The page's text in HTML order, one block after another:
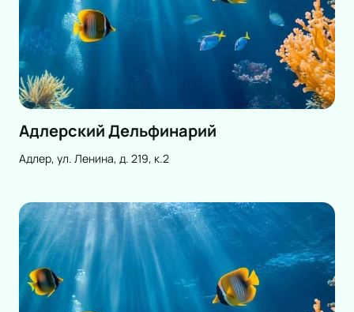
Адлерский Дельфинарий
Адлер, ул. Ленина, д. 219, к.2